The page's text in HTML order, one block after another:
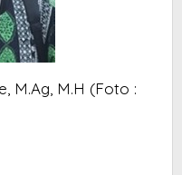
M.Ag, M.H (Foto :